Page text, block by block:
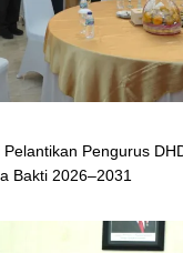
Pengurus
Bakti 2026–2031